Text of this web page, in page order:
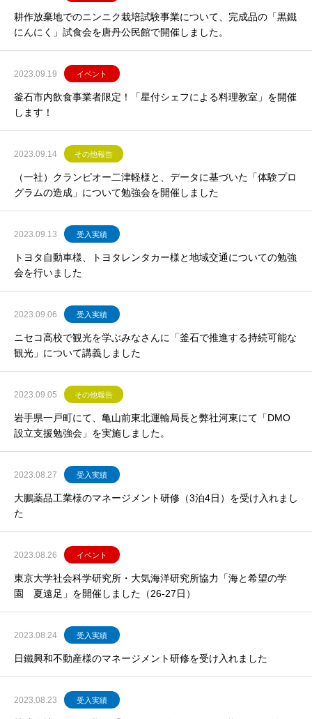
耕作放棄地でのニンニク栽培試験事業について、完成品の「黒鐵
にんにく」試食会を唐丹公民館で開催しました。
2023.09.19 イベント
釜石市内飲食事業者限定！「星付シェフによる料理教室」を開催
します！
2023.09.14 その他報告
（一社）クランピオー二津軽様と、データに基づいた「体験プロ
グラムの造成」について勉強会を開催しました
2023.09.13 受入実績
トヨタ自動車様、トヨタレンタカー様と地域交通についての勉強
会を行いました
2023.09.06 受入実績
ニセコ高校で観光を学ぶみなさんに「釜石で推進する持続可能な
観光」について講義しました
2023.09.05 その他報告
岩手県一戸町にて、亀山前東北運輸局長と弊社河東にて「DMO
設立支援勉強会」を実施しました。
2023.08.27 受入実績
大鵬薬品工業様のマネージメント研修（3泊4日）を受け入れまし
た
2023.08.26 イベント
東京大学社会科学研究所・大気海洋研究所協力「海と希望の学
園 夏遠足」を開催しました（26-27日）
2023.08.24 受入実績
日鐵興和不動産様のマネージメント研修を受け入れました
2023.08.23 受入実績